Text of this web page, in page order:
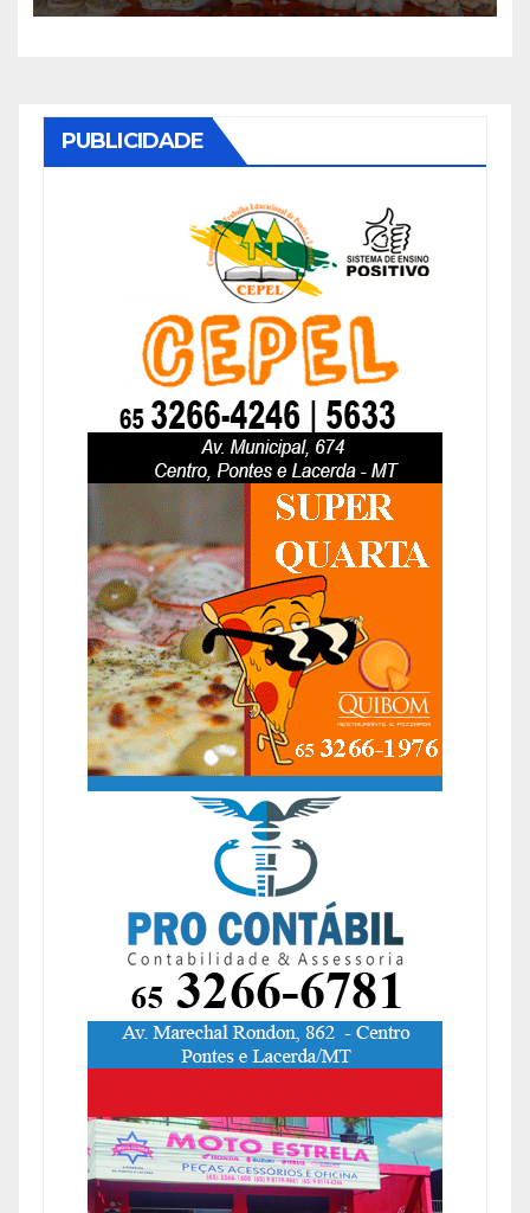
PUBLICIDADE